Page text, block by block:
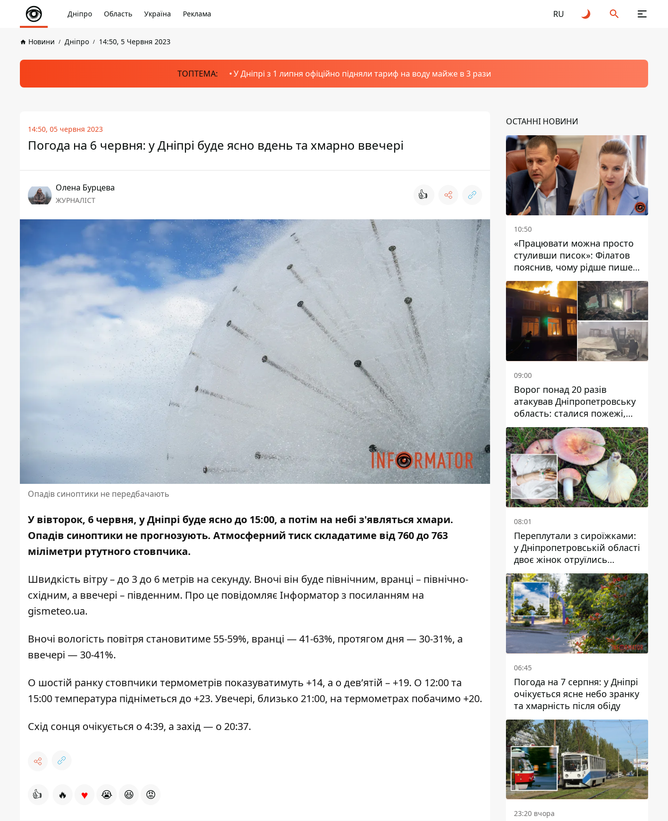
Дніпро Область Україна Реклама RU
Новини Дніпро 14:50, 5 Червня 2023
ТОПТЕМА: У Дніпрі з 1 липня офіційно підняли тариф на воду майже в 3 рази
14:50, 05 червня 2023
Погода на 6 червня: у Дніпрі буде ясно вдень та хмарно ввечері
Олена Бурцева
ЖУРНАЛІСТ 👍
Опадів синоптики не передбачають
У вівторок, 6 червня, у Дніпрі буде ясно до 15:00, а потім на небі з'являться хмари.
Опадів синоптики не прогнозують. Атмосферний тиск складатиме від 760 до 763
міліметри ртутного стовпчика.
Швидкість вітру – до 3 до 6 метрів на секунду. Вночі він буде північним, вранці – північно-
східним, а ввечері – південним. Про це повідомляє Інформатор з посиланням на
gismeteo.ua.
Вночі вологість повітря становитиме 55-59%, вранці — 41-63%, протягом дня — 30-31%, а
ввечері — 30-41%.
О шостій ранку стовпчики термометрів показуватимуть +14, а о дев’ятій – +19. О 12:00 та
15:00 температура підніметься до +23. Увечері, близько 21:00, на термометрах побачимо +20.
Схід сонця очікується о 4:39, а захід — о 20:37.
👍 🔥 ♥ 😭 😆 😡
ОСТАННІ НОВИНИ
10:50
«Працювати можна просто
стуливши писок»: Філатов
пояснив, чому рідше пише у
соцмережах та
розкритикував медійність
чиновників
09:00
Ворог понад 20 разів
атакував Дніпропетровську
область: сталися пожежі,
постраждали будинки,
інфраструктура та авто
08:01
Переплутали з сироїжками:
у Дніпропетровській області
двоє жінок отруїлись
грибами
06:45
Погода на 7 серпня: у Дніпрі
очікується ясне небо зранку
та хмарність після обіду
23:20 вчора